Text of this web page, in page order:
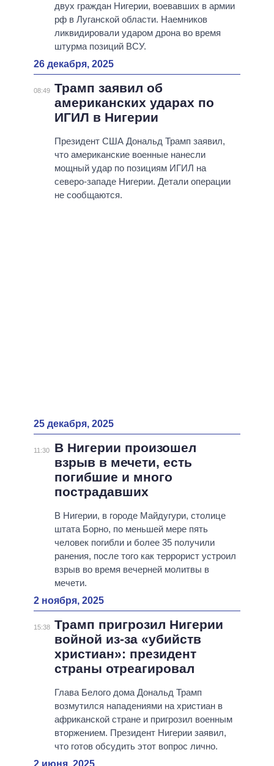
двух граждан Нигерии, воевавших в армии
рф в Луганской области. Наемников
ликвидировали ударом дрона во время
штурма позиций ВСУ.
26 декабря, 2025
08:49 Трамп заявил об
американских ударах по
ИГИЛ в Нигерии
Президент США Дональд Трамп заявил,
что американские военные нанесли
мощный удар по позициям ИГИЛ на
северо-западе Нигерии. Детали операции
не сообщаются.
25 декабря, 2025
11:30
В Нигерии произошел
взрыв в мечети, есть
погибшие и много
пострадавших
В Нигерии, в городе Майдугури, столице
штата Борно, по меньшей мере пять
человек погибли и более 35 получили
ранения, после того как террорист устроил
взрыв во время вечерней молитвы в
мечети.
2 ноября, 2025
15:38 Трамп пригрозил Нигерии
войной из-за «убийств
христиан»: президент
страны отреагировал
Глава Белого дома Дональд Трамп
возмутился нападениями на христиан в
африканской стране и пригрозил военным
вторжением. Президент Нигерии заявил,
что готов обсудить этот вопрос лично.